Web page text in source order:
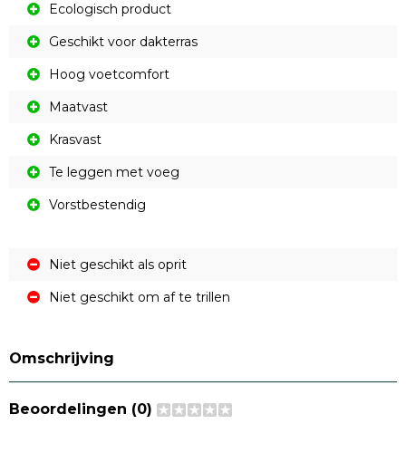
Ecologisch product
Geschikt voor dakterras
Hoog voetcomfort
Maatvast
Krasvast
Te leggen met voeg
Vorstbestendig
Niet geschikt als oprit
Niet geschikt om af te trillen
Omschrijving
Beoordelingen (0)